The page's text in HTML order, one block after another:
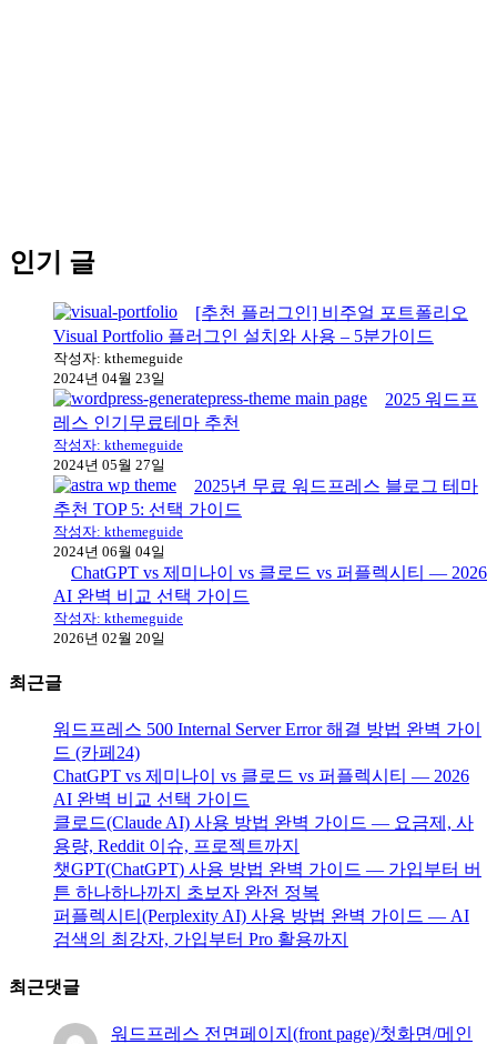
인기 글
[추천 플러그인] 비주얼 포트폴리오
Visual Portfolio 플러그인 설치와 사용 – 5분가이드
작성자: kthemeguide
2024년 04월 23일
2025 워드프
레스 인기무료테마 추천
작성자: kthemeguide
2024년 05월 27일
2025년 무료 워드프레스 블로그 테마
추천 TOP 5: 선택 가이드
작성자: kthemeguide
2024년 06월 04일
ChatGPT vs 제미나이 vs 클로드 vs 퍼플렉시티 — 2026
AI 완벽 비교 선택 가이드
작성자: kthemeguide
2026년 02월 20일
최근글
워드프레스 500 Internal Server Error 해결 방법 완벽 가이
드 (카페24)
ChatGPT vs 제미나이 vs 클로드 vs 퍼플렉시티 — 2026
AI 완벽 비교 선택 가이드
클로드(Claude AI) 사용 방법 완벽 가이드 — 요금제, 사
용량, Reddit 이슈, 프로젝트까지
챗GPT(ChatGPT) 사용 방법 완벽 가이드 — 가입부터 버
튼 하나하나까지 초보자 완전 정복
퍼플렉시티(Perplexity AI) 사용 방법 완벽 가이드 — AI
검색의 최강자, 가입부터 Pro 활용까지
최근댓글
워드프레스 전면페이지(front page)/첫화면/메인